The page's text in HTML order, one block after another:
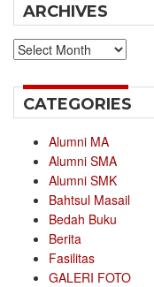
ARCHIVES
Archives
CATEGORIES
Alumni MA
Alumni SMA
Alumni SMK
Bahtsul Masail
Bedah Buku
Berita
Fasilitas
GALERI FOTO